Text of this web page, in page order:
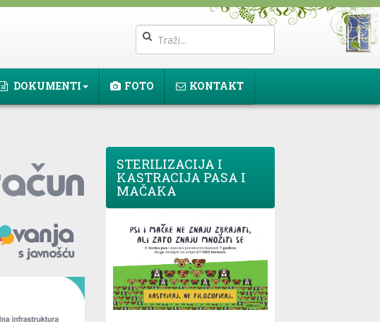
DOKUMENTI FOTO KONTAKT
STERILIZACIJA I
KASTRACIJA PASA I
MAČAKA